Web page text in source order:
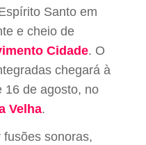
Santo em
e cheio de
Cidade. O
chegará à
16 de agosto, no
Velha.
sonoras,